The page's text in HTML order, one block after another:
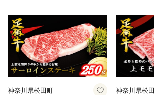
神奈川県松田町 神奈川県松